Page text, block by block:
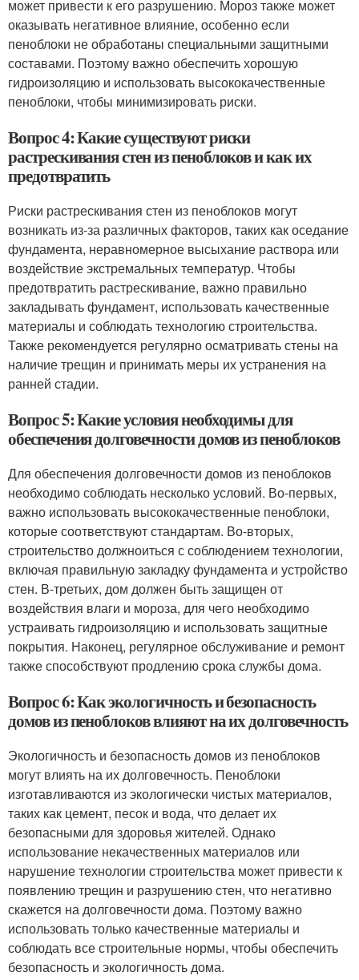
может привести к его разрушению. Мороз также может
оказывать негативное влияние, особенно если
пеноблоки не обработаны специальными защитными
составами. Поэтому важно обеспечить хорошую
гидроизоляцию и использовать высококачественные
пеноблоки, чтобы минимизировать риски.
Вопрос 4: Какие существуют риски
растрескивания стен из пеноблоков и как их
предотвратить
Риски растрескивания стен из пеноблоков могут
возникать из-за различных факторов, таких как оседание
фундамента, неравномерное высыхание раствора или
воздействие экстремальных температур. Чтобы
предотвратить растрескивание, важно правильно
закладывать фундамент, использовать качественные
материалы и соблюдать технологию строительства.
Также рекомендуется регулярно осматривать стены на
наличие трещин и принимать меры их устранения на
ранней стадии.
Вопрос 5: Какие условия необходимы для
обеспечения долговечности домов из пеноблоков
Для обеспечения долговечности домов из пеноблоков
необходимо соблюдать несколько условий. Во-первых,
важно использовать высококачественные пеноблоки,
которые соответствуют стандартам. Во-вторых,
строительство должноиться с соблюдением технологии,
включая правильную закладку фундамента и устройство
стен. В-третьих, дом должен быть защищен от
воздействия влаги и мороза, для чего необходимо
устраивать гидроизоляцию и использовать защитные
покрытия. Наконец, регулярное обслуживание и ремонт
также способствуют продлению срока службы дома.
Вопрос 6: Как экологичность и безопасность
домов из пеноблоков влияют на их долговечность
Экологичность и безопасность домов из пеноблоков
могут влиять на их долговечность. Пеноблоки
изготавливаются из экологически чистых материалов,
таких как цемент, песок и вода, что делает их
безопасными для здоровья жителей. Однако
использование некачественных материалов или
нарушение технологии строительства может привести к
появлению трещин и разрушению стен, что негативно
скажется на долговечности дома. Поэтому важно
использовать только качественные материалы и
соблюдать все строительные нормы, чтобы обеспечить
безопасность и экологичность дома.